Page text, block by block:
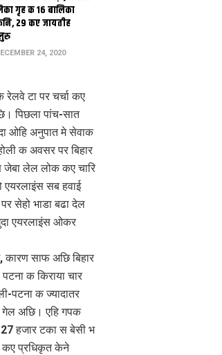
गृह क 16 बालिका
29 कए जायतीह
24, 2020
टा पर चर्चा कए
पिछला पांच-सात
ओहि अनुपात मे सेवाक
क अवसर पर बिहार
लेल लोक कए चारि
सब हवाई
सेहो भाडा बढा देल
एयरलाइंस ओकर
कारण साफ अछि बिहार
क किराया चार
पटना क ज्यादातर
अछि। एहि गपक
हजार टका स बेसी भ
कए प्रधिकृत केने